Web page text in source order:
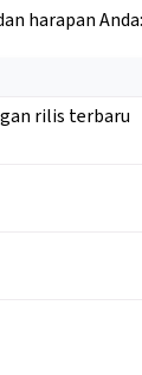
harapan Anda:
rilis terbaru